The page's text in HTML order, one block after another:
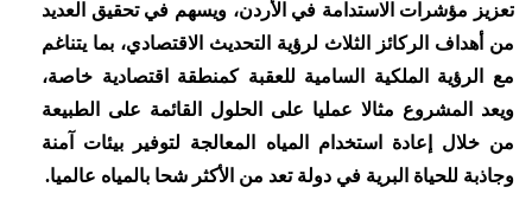
تعزيز مؤشرات الاستدامة في الأردن، ويسهم في تحقيق العديد
من أهداف الركائز الثلاث لرؤية التحديث الاقتصادي، بما يتناغم
مع الرؤية الملكية السامية للعقبة كمنطقة اقتصادية خاصة،
ويعد المشروع مثالا عمليا على الحلول القائمة على الطبيعة
من خلال إعادة استخدام المياه المعالجة لتوفير بيئات آمنة
وجاذبة للحياة البرية في دولة تعد من الأكثر شحا بالمياه عالميا.